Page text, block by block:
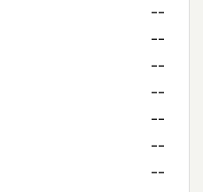
--
--
--
--
--
--
--